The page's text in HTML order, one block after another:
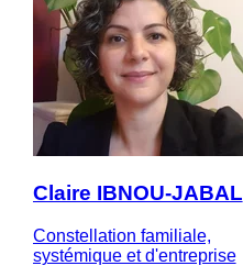
Claire IBNOU-JABAL
Constellation familiale,
systémique et d'entreprise